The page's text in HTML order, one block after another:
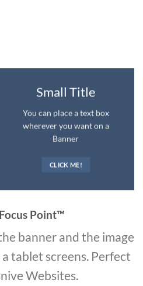
Small Title
You can place a text box
wherever you want on a
Banner
CLICK ME!
Point™
banner and the image
tablet screens. Perfect
Websites.